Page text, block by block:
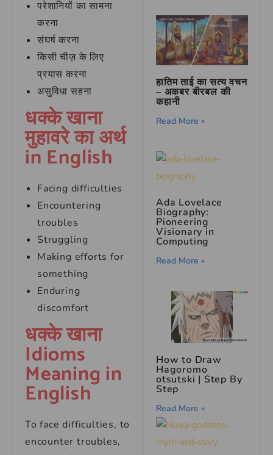
परेशानियों का सामना
करना
संघर्ष करना
किसी चीज़ के लिए
प्रयास करना
असुविधा सहना
धक्के खाना
मुहावरे का अर्थ
in English
Facing difficulties
Encountering
troubles
Struggling
Making efforts for
something
Enduring
discomfort
धक्के खाना
Idioms
Meaning in
English
To face difficulties, to
encounter troubles,
हातिम ताई का सत्य वचन
– अकबर बीरबल की
कहानी
Read More »
Ada Lovelace
Biography:
Pioneering
Visionary in
Computing
Read More »
How to Draw
Hagoromo
otsutski | Step By
Step
Read More »